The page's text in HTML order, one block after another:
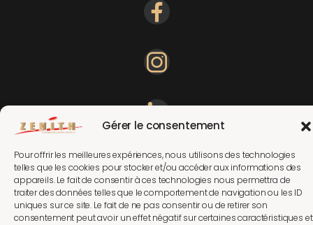
Gérer le consentement
Pour offrir les meilleures expériences, nous utilisons des technologies
telles que les cookies pour stocker et/ou accéder aux informations des
appareils. Le fait de consentir à ces technologies nous permettra de
traiter des données telles que le comportement de navigation ou les ID
uniques sur ce site. Le fait de ne pas consentir ou de retirer son
consentement peut avoir un effet négatif sur certaines caractéristiques et